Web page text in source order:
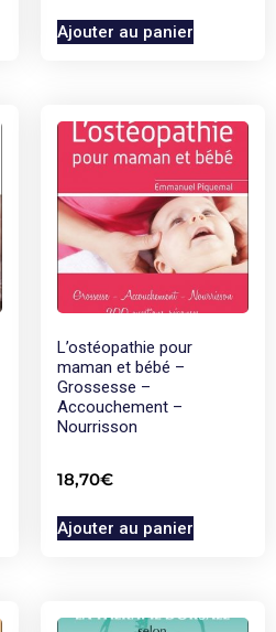
Ajouter au panier
L’ostéopathie pour
maman et bébé –
Grossesse –
Accouchement –
Nourrisson
18,70€
Ajouter au panier